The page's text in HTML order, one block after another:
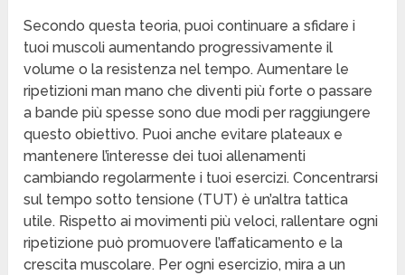
Secondo questa teoria, puoi continuare a sfidare i
tuoi muscoli aumentando progressivamente il
volume o la resistenza nel tempo. Aumentare le
ripetizioni man mano che diventi più forte o passare
a bande più spesse sono due modi per raggiungere
questo obiettivo. Puoi anche evitare plateaux e
mantenere l’interesse dei tuoi allenamenti
cambiando regolarmente i tuoi esercizi. Concentrarsi
sul tempo sotto tensione (TUT) è un’altra tattica
utile. Rispetto ai movimenti più veloci, rallentare ogni
ripetizione può promuovere l’affaticamento e la
crescita muscolare. Per ogni esercizio, mira a un